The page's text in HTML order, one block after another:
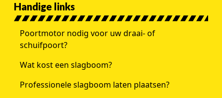
Handige links
Poortmotor nodig voor uw draai- of
schuifpoort?
Wat kost een slagboom?
Professionele slagboom laten plaatsen?